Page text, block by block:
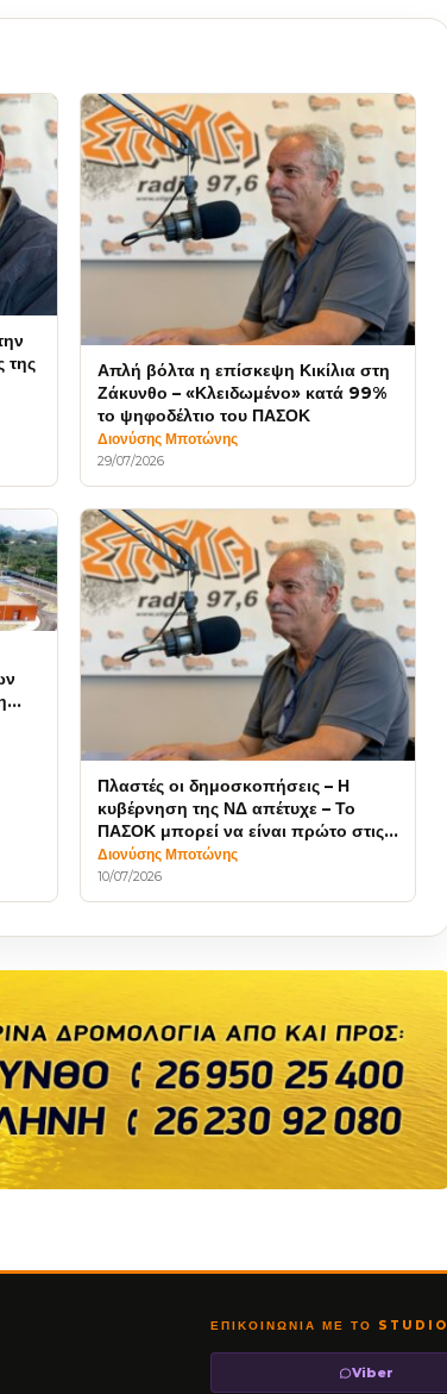
της
Απλή βόλτα η επίσκεψη Κικίλια στη
Ζάκυνθο – «Κλειδωμένο» κατά 99%
το ψηφοδέλτιο του ΠΑΣΟΚ
Διονύσης Μποτώνης
29/07/2026
Πλαστές οι δημοσκοπήσεις – Η
κυβέρνηση της ΝΔ απέτυχε – Το
ΠΑΣΟΚ μπορεί να είναι πρώτο στις
εκλογές
Διονύσης Μποτώνης
10/07/2026
ΕΠΙΚΟΙΝΩΝΊΑ ΜΕ ΤΟ STUDIO
Viber